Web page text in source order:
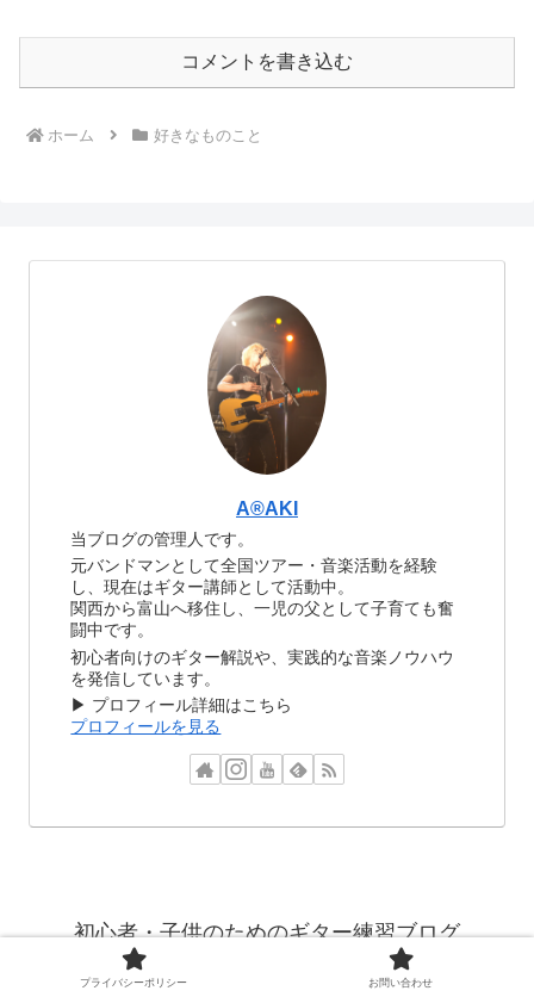
コメントを書き込む
ホーム 好きなものこと
A®️AKI
当ブログの管理人です。
元バンドマンとして全国ツアー・音楽活動を経験
し、現在はギター講師として活動中。
関西から富山へ移住し、一児の父として子育ても奮
闘中です。
初心者向けのギター解説や、実践的な音楽ノウハウ
を発信しています。
▶ プロフィール詳細はこちら
プロフィールを見る
初心者・子供のためのギター練習ブログ
プライバシーポリシー お問い合わせ
プライバシーポリシー お問い合わせ